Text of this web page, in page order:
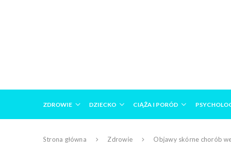
ZDROWIE DZIECKO CIĄŻA I PORÓD
Strona główna Zdrowie Objawy skórne chorób